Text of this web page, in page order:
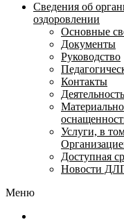
Сведения об
оздоровлении
Основные
Документы
Руководство
Контакты
Деятельность
Услуги, в
Доступная
Новости
Меню